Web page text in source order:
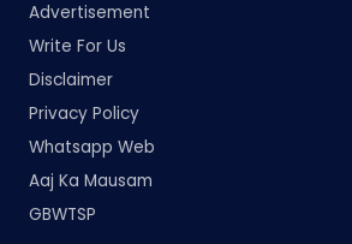
Advertisement
Write For Us
Disclaimer
Privacy Policy
Whatsapp Web
Aaj Ka Mausam
GBWTSP